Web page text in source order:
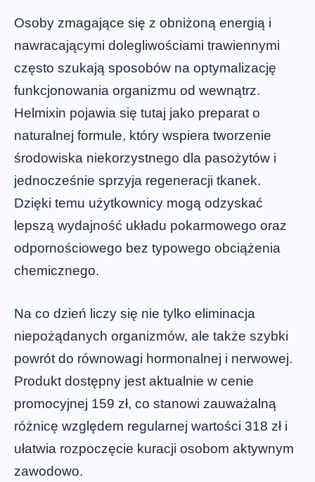
Osoby zmagające się z obniżoną energią i
nawracającymi dolegliwościami trawiennymi
często szukają sposobów na optymalizację
funkcjonowania organizmu od wewnątrz.
Helmixin pojawia się tutaj jako preparat o
naturalnej formule, który wspiera tworzenie
środowiska niekorzystnego dla pasożytów i
jednocześnie sprzyja regeneracji tkanek.
Dzięki temu użytkownicy mogą odzyskać
lepszą wydajność układu pokarmowego oraz
odpornościowego bez typowego obciążenia
chemicznego.
Na co dzień liczy się nie tylko eliminacja
niepożądanych organizmów, ale także szybki
powrót do równowagi hormonalnej i nerwowej.
Produkt dostępny jest aktualnie w cenie
promocyjnej 159 zł, co stanowi zauważalną
różnicę względem regularnej wartości 318 zł i
ułatwia rozpoczęcie kuracji osobom aktywnym
zawodowo.